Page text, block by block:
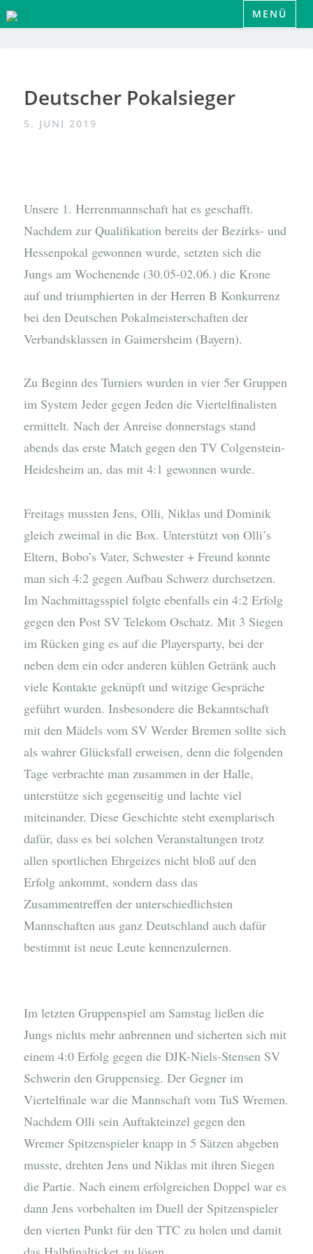
Zum
Inhalt
MENÜ
Deutscher Pokalsieger
5. JUNI 2019
Unsere 1. Herrenmannschaft hat es geschafft.
Nachdem zur Qualifikation bereits der Bezirks- und
Hessenpokal gewonnen wurde, setzten sich die
Jungs am Wochenende (30.05-02.06.) die Krone
auf und triumphierten in der Herren B Konkurrenz
bei den Deutschen Pokalmeisterschaften der
Verbandsklassen in Gaimersheim (Bayern).
Zu Beginn des Turniers wurden in vier 5er Gruppen
im System Jeder gegen Jeden die Viertelfinalisten
ermittelt. Nach der Anreise donnerstags stand
abends das erste Match gegen den TV Colgenstein-
Heidesheim an, das mit 4:1 gewonnen wurde.
Freitags mussten Jens, Olli, Niklas und Dominik
gleich zweimal in die Box. Unterstützt von Olli’s
Eltern, Bobo’s Vater, Schwester + Freund konnte
man sich 4:2 gegen Aufbau Schwerz durchsetzen.
Im Nachmittagsspiel folgte ebenfalls ein 4:2 Erfolg
gegen den Post SV Telekom Oschatz. Mit 3 Siegen
im Rücken ging es auf die Playersparty, bei der
neben dem ein oder anderen kühlen Getränk auch
viele Kontakte geknüpft und witzige Gespräche
geführt wurden. Insbesondere die Bekanntschaft
mit den Mädels vom SV Werder Bremen sollte sich
als wahrer Glücksfall erweisen, denn die folgenden
Tage verbrachte man zusammen in der Halle,
unterstütze sich gegenseitig und lachte viel
miteinander. Diese Geschichte steht exemplarisch
dafür, dass es bei solchen Veranstaltungen trotz
allen sportlichen Ehrgeizes nicht bloß auf den
Erfolg ankommt, sondern dass das
Zusammentreffen der unterschiedlichsten
Mannschaften aus ganz Deutschland auch dafür
bestimmt ist neue Leute kennenzulernen.
Im letzten Gruppenspiel am Samstag ließen die
Jungs nichts mehr anbrennen und sicherten sich mit
einem 4:0 Erfolg gegen die DJK-Niels-Stensen SV
Schwerin den Gruppensieg. Der Gegner im
Viertelfinale war die Mannschaft vom TuS Wremen.
Nachdem Olli sein Auftakteinzel gegen den
Wremer Spitzenspieler knapp in 5 Sätzen abgeben
musste, drehten Jens und Niklas mit ihren Siegen
die Partie. Nach einem erfolgreichen Doppel war es
dann Jens vorbehalten im Duell der Spitzenspieler
den vierten Punkt für den TTC zu holen und damit